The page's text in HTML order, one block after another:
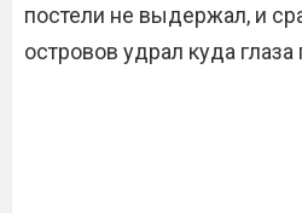
постели не выдержал, и
островов удрал куда глаза